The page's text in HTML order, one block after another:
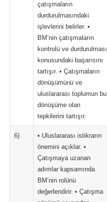
çatışmaların
durdurulmasındaki
işlevlerini belirler. •
BM’nin çatışmaların
kontrolü ve durdurulması
konusundaki başarısını
tartışır. • Çatışmaların
dönüşümünü ve
uluslararası toplumun bu
dönüşüme olan
tepkilerini tartışır.
6)
• Uluslararası istikrarın
önemini açıklar. •
Çatışmaya uzanan
adımlar kapsamında
BM’nin rolünü
değerlendirir. • Çatışma